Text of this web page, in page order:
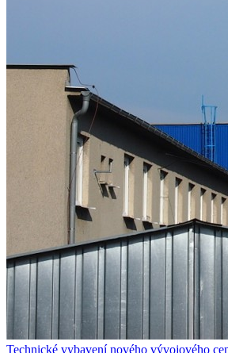
Technické vybavení nového vývojového